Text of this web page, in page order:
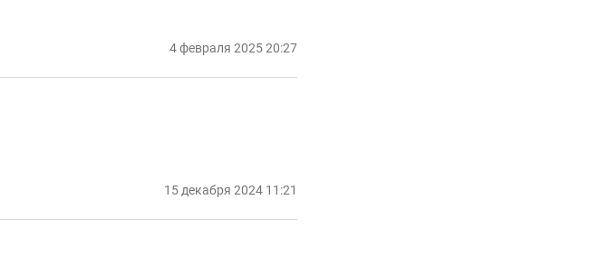
4 февраля 2025 20:27
15 декабря 2024 11:21